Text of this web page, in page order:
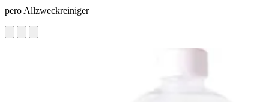
pero Allzweckreiniger